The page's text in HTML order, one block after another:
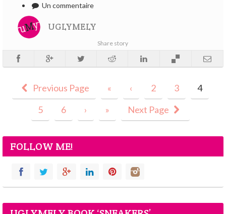
Un commentaire
UGLYMELY
Share story
Previous Page « ‹ 2 3
4
5
6 › » Next Page
FOLLOW ME!